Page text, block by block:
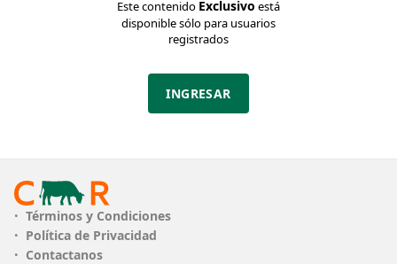
FICHA DEL LOTE Identificador: #246011
Categoría:
Terneras
Bueno
10 Meses
150Kg.
Descripción:
1 Macho 2 Hembras
Este contenido Exclusivo está
disponible sólo para usuarios
registrados
INGRESAR
Términos y Condiciones
Política de Privacidad
Contactanos